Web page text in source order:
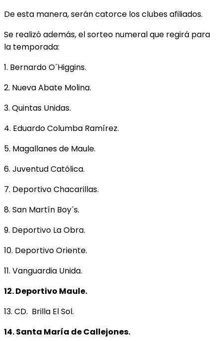
De esta manera, serán catorce los clubes afiliados.
Se realizó además, el sorteo numeral que regirá para
la temporada:
1. Bernardo O´Higgins.
2. Nueva Abate Molina.
3. Quintas Unidas.
4. Eduardo Columba Ramírez.
5. Magallanes de Maule.
6. Juventud Católica.
7. Deportivo Chacarillas.
8. San Martín Boy´s.
9. Deportivo La Obra.
10. Deportivo Oriente.
11. Vanguardia Unida.
12. Deportivo Maule.
13. CD. Brilla El Sol.
14. Santa María de Callejones.